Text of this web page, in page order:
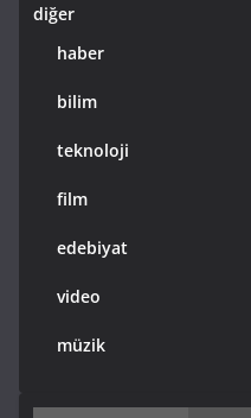
diğer
haber
bilim
teknoloji
film
edebiyat
video
müzik